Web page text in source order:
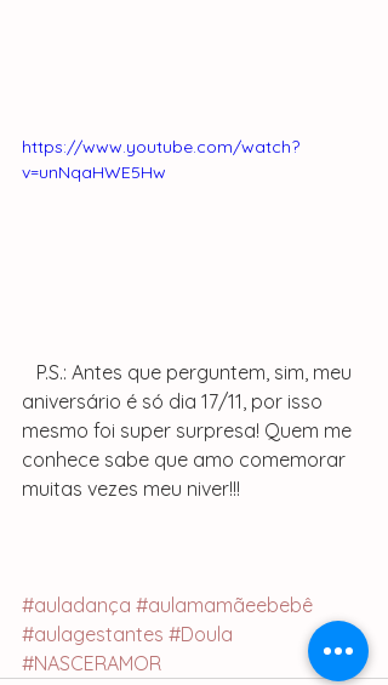
https://www.youtube.com/watch?
v=unNqaHWE5Hw
aniversário é só dia 17/11, por isso
mesmo foi super surpresa! Quem me
conhece sabe que amo comemorar
muitas vezes meu niver!!!
#auladança #aulamamãeebebê
#aulagestantes #Doula
#NASCERAMOR